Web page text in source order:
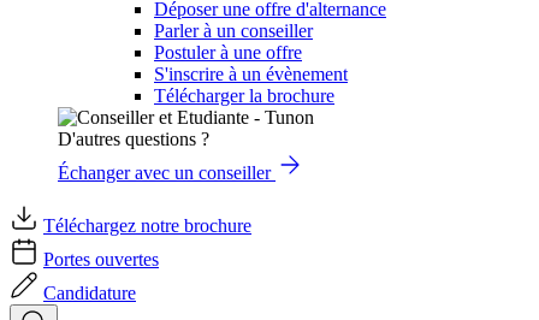
Déposer une offre d'alternance
Parler à un conseiller
Postuler à une offre
S'inscrire à un évènement
Télécharger la brochure
D'autres questions ?
Échanger avec un conseiller
Téléchargez notre brochure
Portes ouvertes
Candidature